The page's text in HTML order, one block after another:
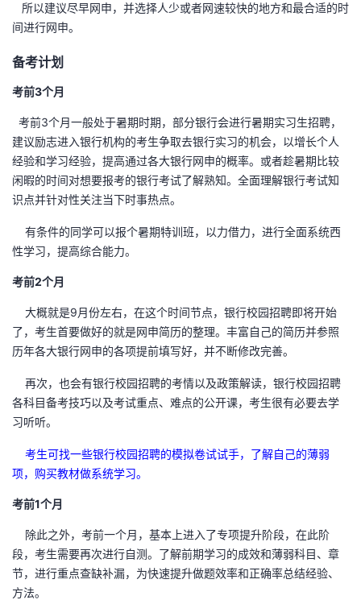
所以建议尽早网申，并选择人少或者网速较快的地方和最合适的时
间进行网申。
备考计划
考前3个月
考前3个月一般处于暑期时期，部分银行会进行暑期实习生招聘，
建议励志进入银行机构的考生争取去银行实习的机会，以增长个人
经验和学习经验，提高通过各大银行网申的概率。或者趁暑期比较
闲暇的时间对想要报考的银行考试了解熟知。全面理解银行考试知
识点并针对性关注当下时事热点。
有条件的同学可以报个暑期特训班，以力借力，进行全面系统西
性学习，提高综合能力。
考前2个月
大概就是9月份左右，在这个时间节点，银行校园招聘即将开始
了，考生首要做好的就是网申简历的整理。丰富自己的简历并参照
历年各大银行网申的各项提前填写好，并不断修改完善。
再次，也会有银行校园招聘的考情以及政策解读，银行校园招聘
各科目备考技巧以及考试重点、难点的公开课，考生很有必要去学
习听听。
考生可找一些银行校园招聘的模拟卷试试手，了解自己的薄弱
项，购买教材做系统学习。
考前1个月
除此之外，考前一个月，基本上进入了专项提升阶段，在此阶
段，考生需要再次进行自测。了解前期学习的成效和薄弱科目、章
节，进行重点查缺补漏，为快速提升做题效率和正确率总结经验、
方法。